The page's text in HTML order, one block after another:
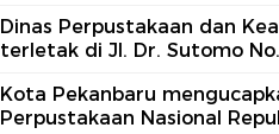
Dinas Perpustakaan dan
terletak di Jl. Dr. Sutomo
Kota Pekanbaru
Perpustakaan Nasional